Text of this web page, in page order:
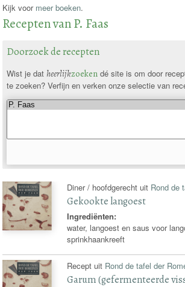
Kijk voor meer boeken.
Recepten van P. Faas
Doorzoek de recepten
Wist je dat heerlijkzoekendé site is om door
te zoeken? Verfijn en verken onze selectie van
Diner / hoofdgerecht uit Rond de
Gekookte langoest
Ingrediënten:
water, langoest en saus voor
sprinkhaankreeft
Recept uit Rond de tafel der
Garum (gefermenteerde